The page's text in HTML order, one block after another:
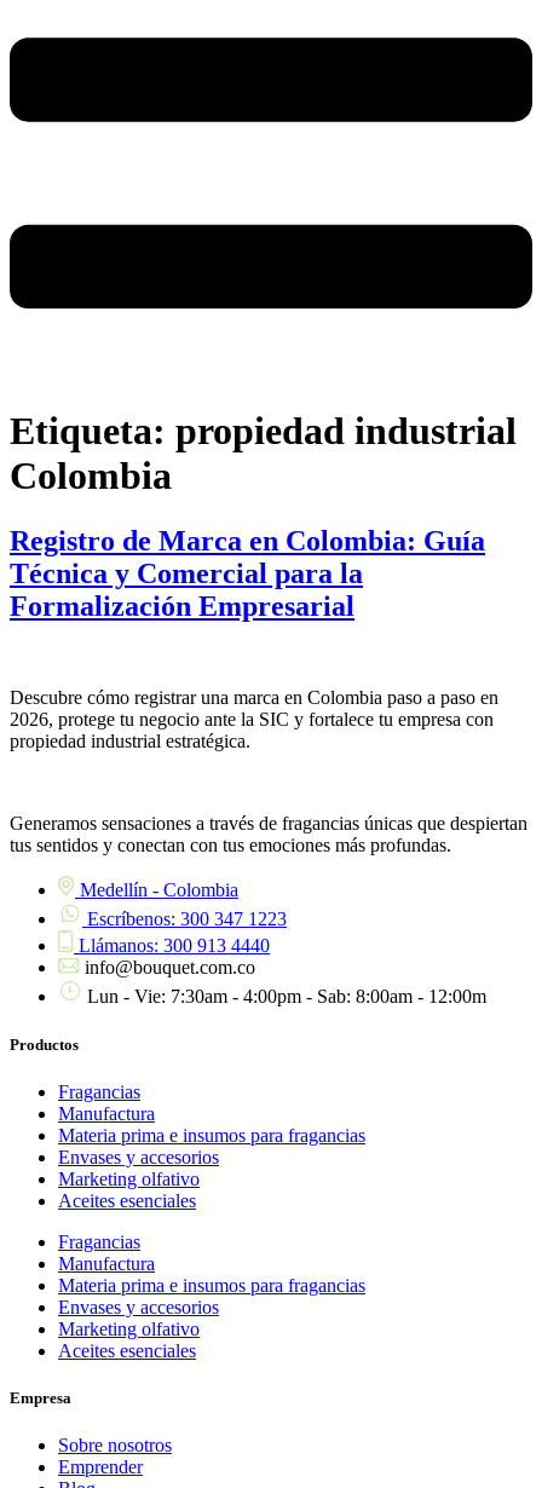
Etiqueta: propiedad industrial
Colombia
Registro de Marca en Colombia: Guía
Técnica y Comercial para la
Formalización Empresarial
Descubre cómo registrar una marca en Colombia paso a paso en
2026, protege tu negocio ante la SIC y fortalece tu empresa con
propiedad industrial estratégica.
Generamos sensaciones a través de fragancias únicas que despiertan
tus sentidos y conectan con tus emociones más profundas.
Medellín - Colombia
Escríbenos: 300 347 1223
Llámanos: 300 913 4440
info@bouquet.com.co
Lun - Vie: 7:30am - 4:00pm - Sab: 8:00am - 12:00m
Productos
Fragancias
Manufactura
Materia prima e insumos para fragancias
Envases y accesorios
Marketing olfativo
Aceites esenciales
Fragancias
Manufactura
Materia prima e insumos para fragancias
Envases y accesorios
Marketing olfativo
Aceites esenciales
Empresa
Sobre nosotros
Emprender